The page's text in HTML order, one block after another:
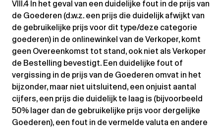
VIII.4 In het geval van een duidelijke fout in de prijs van
de Goederen (d.w.z. een prijs die duidelijk afwijkt van
de gebruikelijke prijs voor dit type/deze categorie
goederen) in de onlinewinkel van de Verkoper, komt
geen Overeenkomst tot stand, ook niet als Verkoper
de Bestelling bevestigt. Een duidelijke fout of
vergissing in de prijs van de Goederen omvat in het
bijzonder, maar niet uitsluitend, een onjuist aantal
cijfers, een prijs die duidelijk te laag is (bijvoorbeeld
50% lager dan de gebruikelijke prijs voor dergelijke
Goederen), een fout in de vermelde valuta en andere